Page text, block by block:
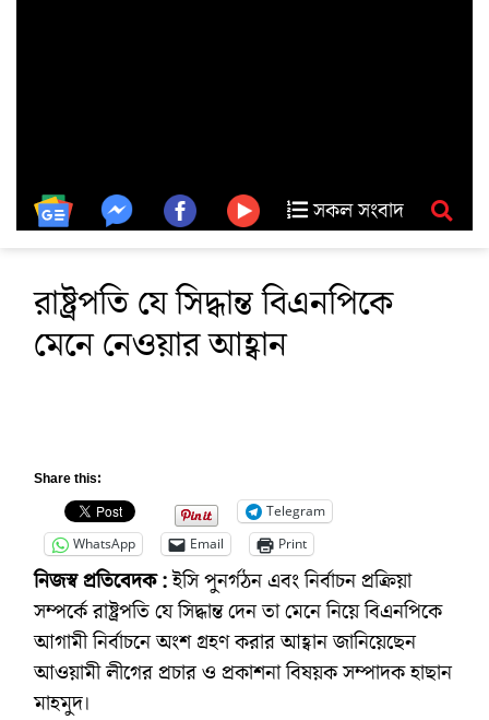
সকল সংবাদ
রাষ্ট্রপতি যে সিদ্ধান্ত বিএনপিকে
মেনে নেওয়ার আহ্বান
Share this:
Telegram
WhatsApp
Email Print
নিজস্ব প্রতিবেদক :ইসি পুনর্গঠন এবং নির্বাচন প্রক্রিয়া
সম্পর্কে রাষ্ট্রপতি যে সিদ্ধান্ত দেন তা মেনে নিয়ে বিএনপিকে
আগামী নির্বাচনে অংশ গ্রহণ করার আহ্বান জানিয়েছেন
আওয়ামী লীগের প্রচার ও প্রকাশনা বিষয়ক সম্পাদক হাছান
মাহমুদ।